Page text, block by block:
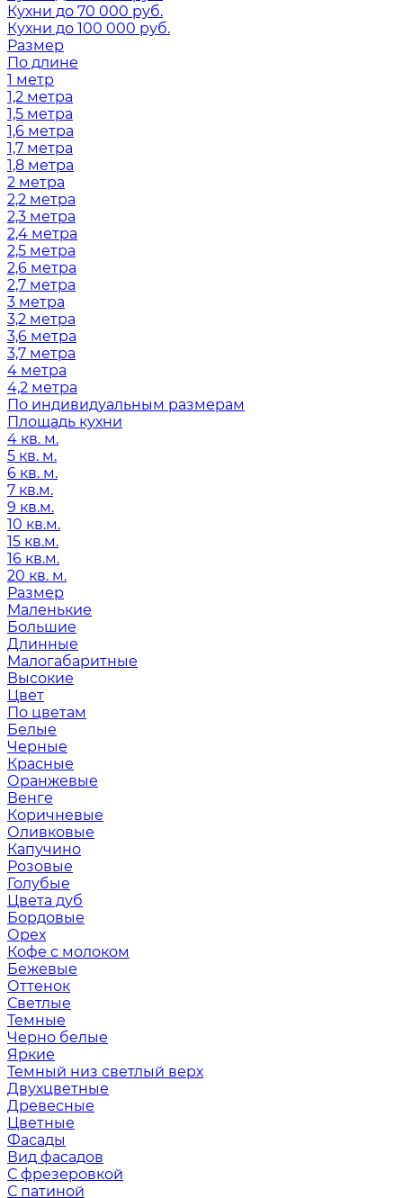
Кухни до 70 000 руб.
Кухни до 100 000 руб.
Размер
По длине
1 метр
1,2 метра
1,5 метра
1,6 метра
1,7 метра
1,8 метра
2 метра
2,2 метра
2,3 метра
2,4 метра
2,5 метра
2,6 метра
2,7 метра
3 метра
3,2 метра
3,6 метра
3,7 метра
4 метра
4,2 метра
По индивидуальным размерам
Площадь кухни
4 кв. м.
5 кв. м.
6 кв. м.
7 кв.м.
9 кв.м.
10 кв.м.
15 кв.м.
16 кв.м.
20 кв. м.
Размер
Маленькие
Большие
Длинные
Малогабаритные
Высокие
Цвет
По цветам
Белые
Черные
Красные
Оранжевые
Венге
Коричневые
Оливковые
Капучино
Розовые
Голубые
Цвета дуб
Бордовые
Орех
Кофе с молоком
Бежевые
Оттенок
Светлые
Темные
Черно белые
Яркие
Темный низ светлый верх
Двухцветные
Древесные
Цветные
Фасады
Вид фасадов
С фрезеровкой
С патиной